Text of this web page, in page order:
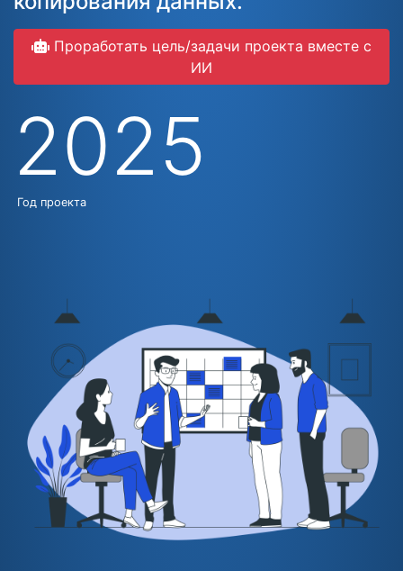
Проработать цель/задачи проекта вместе с
ИИ
2025
Год проекта